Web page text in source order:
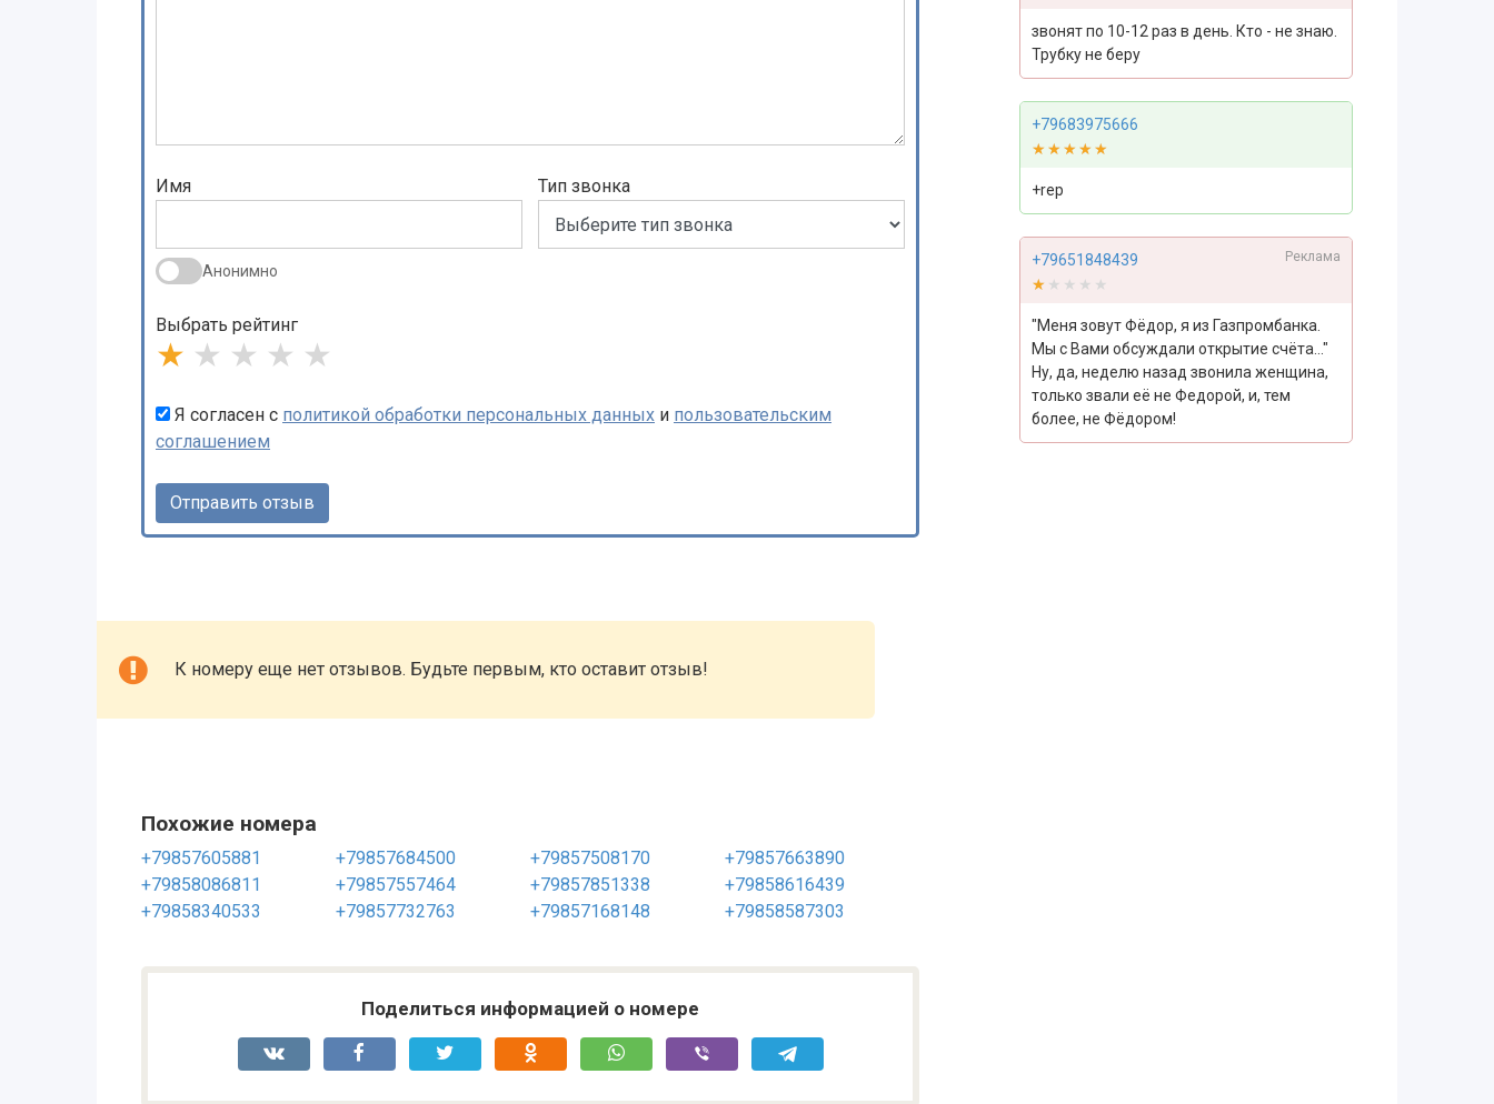
Имя
Анонимно
Тип звонка
Выбрать рейтинг
★ ★ ★ ★ ★
Я согласен с политикой обработки персональных данных и пользовательским
соглашением
К номеру еще нет отзывов. Будьте первым, кто оставит отзыв!
Похожие номера
+79857605881 +79857684500 +79857508170
+79857663890
+79858086811
+79857557464 +79857851338
+79858616439
+79858340533
+79857732763 +79857168148 +79858587303
Поделиться информацией о номере
звонят по 10-12 раз в день. Кто - не знаю.
Трубку не беру
+79683975666
★★★★★
★★★★★
+rep
+79651848439 Реклама
★★★★★
★★★★★
"Меня зовут Фёдор, я из Газпромбанка.
Мы с Вами обсуждали открытие счёта..."
Ну, да, неделю назад звонила женщина,
только звали её не Федорой, и, тем
более, не Фёдором!